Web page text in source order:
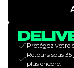
Protégez votre
Retours sous
plus encore.